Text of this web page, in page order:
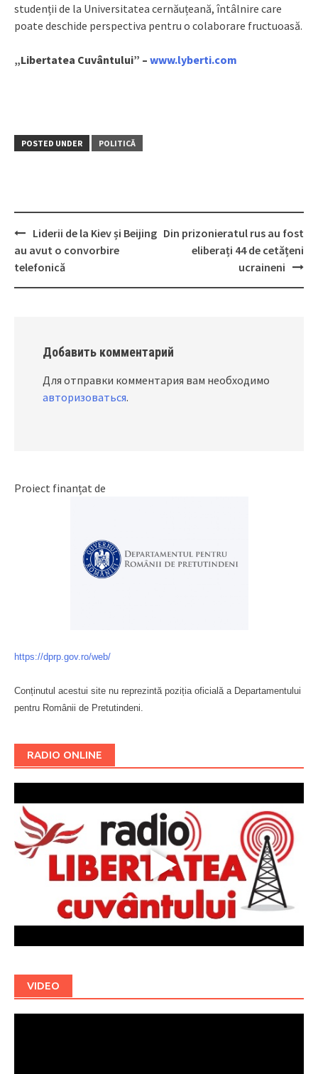
studenții de la Universitatea cernăuțeană, întâlnire care
poate deschide perspectiva pentru o colaborare fructuoasă.
„Libertatea Cuvântului” – www.lyberti.com
POSTED UNDER POLITICĂ
Post
navigation
Liderii de la Kiev și Beijing
au avut o convorbire
telefonică
Din prizonieratul rus au fost
eliberați 44 de cetățeni
ucraineni
Добавить комментарий
Для отправки комментария вам необходимо
авторизоваться.
Proiect finanțat de
https://dprp.gov.ro/web/
Conținutul acestui site nu reprezintă poziția oficială a Departamentului
pentru Românii de Pretutindeni.
RADIO ONLINE
VIDEO